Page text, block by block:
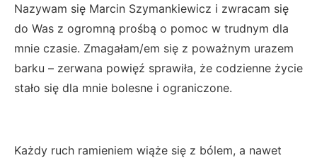
Nazywam się Marcin Szymankiewicz i zwracam się
do Was z ogromną prośbą o pomoc w trudnym dla
mnie czasie. Zmagałam/em się z poważnym urazem
barku – zerwana powięź sprawiła, że codzienne życie
stało się dla mnie bolesne i ograniczone.
Każdy ruch ramieniem wiąże się z bólem, a nawet